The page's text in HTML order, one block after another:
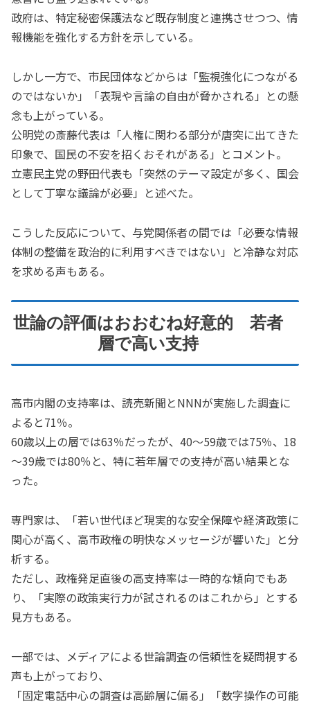
政府は、特定秘密保護法など既存制度と連携させつつ、情
報機能を強化する方針を示している。
しかし一方で、市民団体などからは「監視強化につながる
のではないか」「表現や言論の自由が脅かされる」との懸
念も上がっている。
公明党の斎藤代表は「人権に関わる部分が唐突に出てきた
印象で、国民の不安を招くおそれがある」とコメント。
立憲民主党の野田代表も「突然のテーマ設定が多く、国会
として丁寧な議論が必要」と述べた。
こうした反応について、与党関係者の間では「必要な情報
体制の整備を政治的に利用すべきではない」と冷静な対応
を求める声もある。
世論の評価はおおむね好意的 若者
層で高い支持
高市内閣の支持率は、読売新聞とNNNが実施した調査に
よると71％。
60歳以上の層では63％だったが、40～59歳では75％、18
～39歳では80％と、特に若年層での支持が高い結果とな
った。
専門家は、「若い世代ほど現実的な安全保障や経済政策に
関心が高く、高市政権の明快なメッセージが響いた」と分
析する。
ただし、政権発足直後の高支持率は一時的な傾向でもあ
り、「実際の政策実行力が試されるのはこれから」とする
見方もある。
一部では、メディアによる世論調査の信頼性を疑問視する
声も上がっており、
「固定電話中心の調査は高齢層に偏る」「数字操作の可能